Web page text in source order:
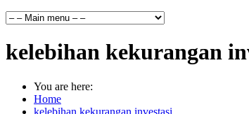
kelebihan kekurangan
You are here:
Home
kelebihan kekurangan investasi